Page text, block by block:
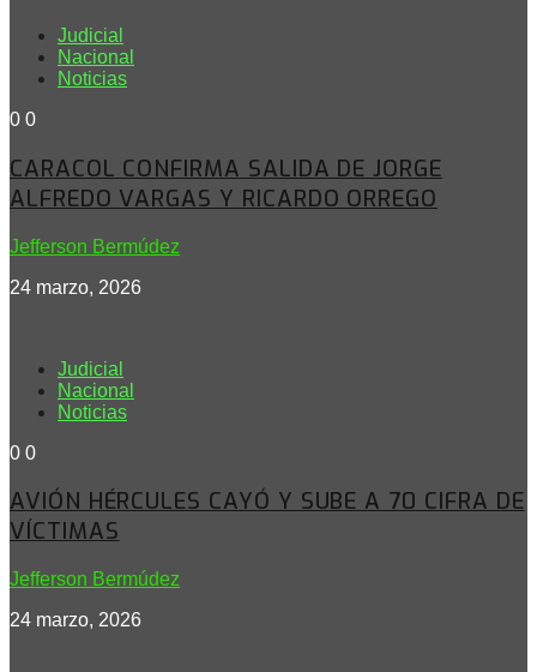
Judicial
Nacional
Noticias
0 0
CARACOL CONFIRMA SALIDA DE JORGE
ALFREDO VARGAS Y RICARDO ORREGO
Jefferson Bermúdez
24 marzo, 2026
Judicial
Nacional
Noticias
0 0
AVIÓN HÉRCULES CAYÓ Y SUBE A 70 CIFRA DE
VÍCTIMAS
Jefferson Bermúdez
24 marzo, 2026